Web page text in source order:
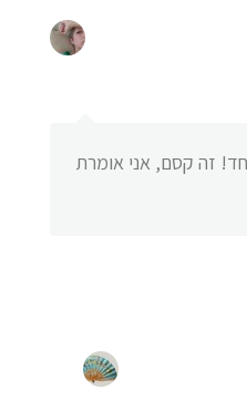
זה קסם, אני אומרת